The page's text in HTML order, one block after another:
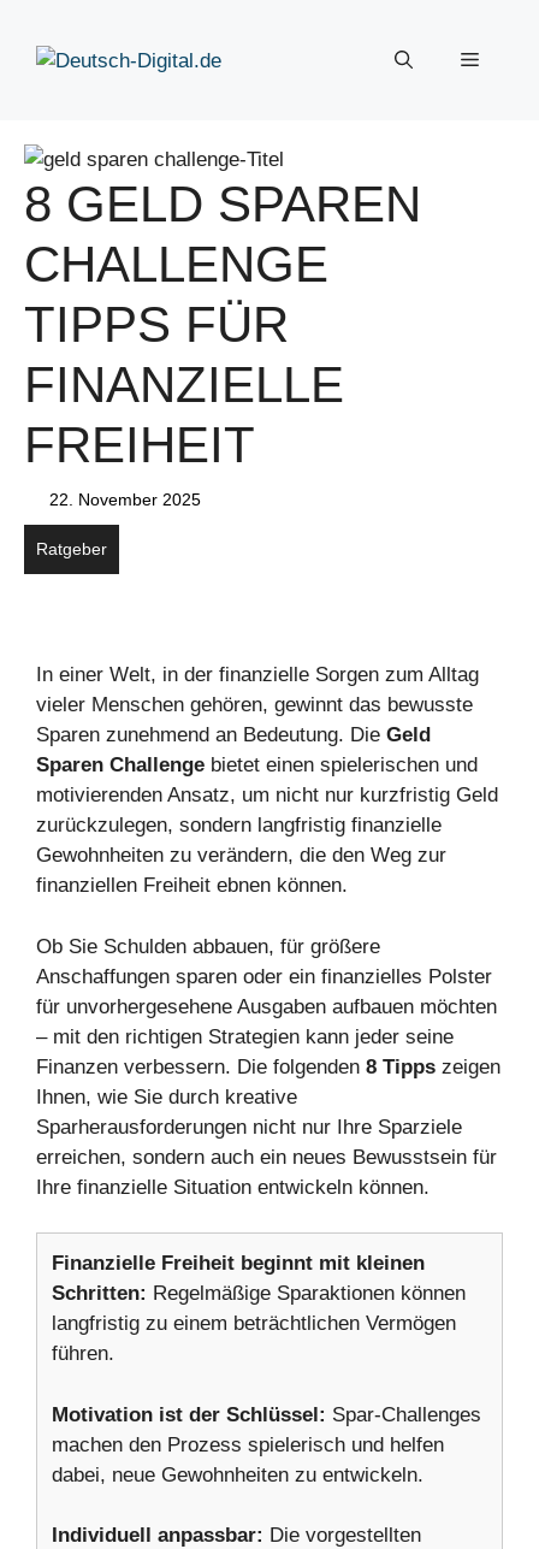
Inhalt
springen
Menü
8 GELD SPAREN
CHALLENGE
TIPPS FÜR
FINANZIELLE
FREIHEIT
22. November 2025
Ratgeber
In einer Welt, in der finanzielle Sorgen zum Alltag
vieler Menschen gehören, gewinnt das bewusste
Sparen zunehmend an Bedeutung. Die Geld
Sparen Challenge bietet einen spielerischen und
motivierenden Ansatz, um nicht nur kurzfristig Geld
zurückzulegen, sondern langfristig finanzielle
Gewohnheiten zu verändern, die den Weg zur
finanziellen Freiheit ebnen können.
Ob Sie Schulden abbauen, für größere
Anschaffungen sparen oder ein finanzielles Polster
für unvorhergesehene Ausgaben aufbauen möchten
– mit den richtigen Strategien kann jeder seine
Finanzen verbessern. Die folgenden 8 Tipps zeigen
Ihnen, wie Sie durch kreative
Sparherausforderungen nicht nur Ihre Sparziele
erreichen, sondern auch ein neues Bewusstsein für
Ihre finanzielle Situation entwickeln können.
Finanzielle Freiheit beginnt mit kleinen
Schritten: Regelmäßige Sparaktionen können
langfristig zu einem beträchtlichen Vermögen
führen.
Motivation ist der Schlüssel: Spar-Challenges
machen den Prozess spielerisch und helfen
dabei, neue Gewohnheiten zu entwickeln.
Individuell anpassbar: Die vorgestellten